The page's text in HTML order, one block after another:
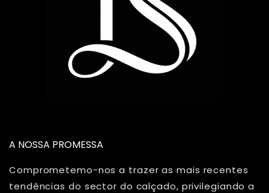
A NOSSA PROMESSA
Comprometemo-nos a trazer as mais recentes
tendências do sector do calçado, privilegiando a